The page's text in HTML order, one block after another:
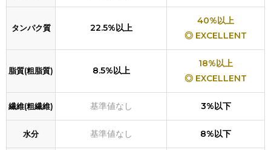
タンパク質 22.5%以上
40%以上
◎ EXCELLENT
脂質(粗脂質) 8.5%以上
18%以上
◎ EXCELLENT
繊維(粗繊維) 基準値なし 3%以下
水分 基準値なし 8%以下